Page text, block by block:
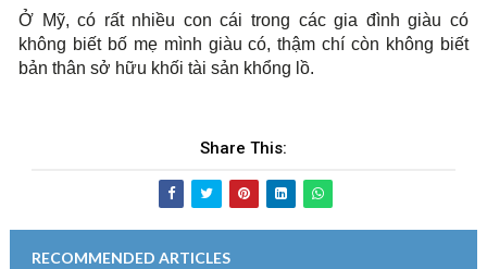
Ở Mỹ, có rất nhiều con cái trong các gia đình giàu có
không biết bố mẹ mình giàu có, thậm chí còn không biết
bản thân sở hữu khối tài sản khổng lồ.
Share This:
RECOMMENDED ARTICLES